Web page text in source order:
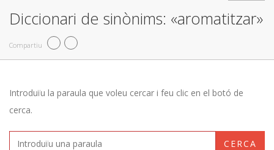
Diccionari de sinònims: «aromatitzar»
Compartiu
Introduïu la paraula que voleu cercar i feu clic en el botó de
cerca.
CERCA